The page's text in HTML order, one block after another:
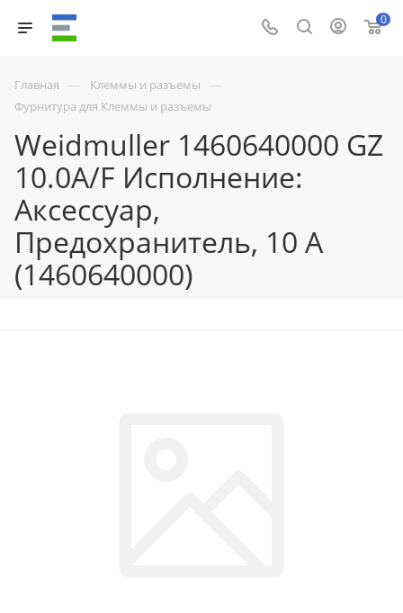
0
Главная — Клеммы и разъемы —
Фурнитура для Клеммы и разъемы
Weidmuller 1460640000 GZ
10.0A/F Исполнение:
Аксессуар,
Предохранитель, 10 A
(1460640000)